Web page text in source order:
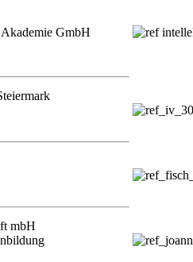
GmbH
mbH